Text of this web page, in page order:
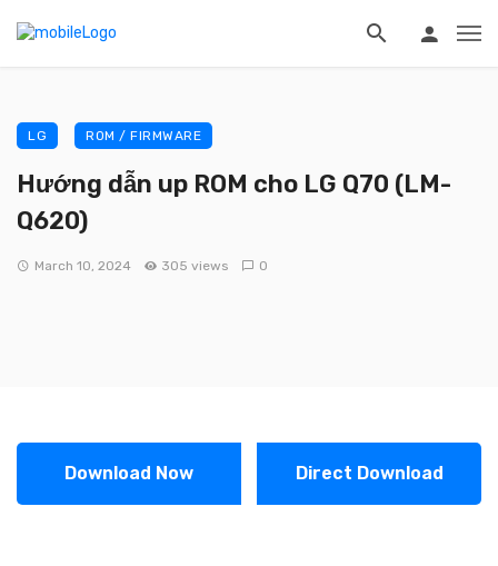
LG ROM / FIRMWARE
Hướng dẫn up ROM cho LG Q70 (LM-
Q620)
March 10, 2024 305 views 0
Download Now Direct Download